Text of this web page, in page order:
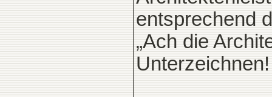
entsprechend
„Ach die